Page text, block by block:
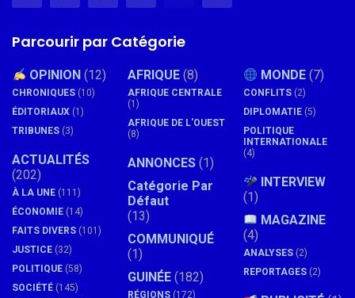
Parcourir par Catégorie
OPINION (12)
CHRONIQUES (10)
ÉDITORIAUX (1)
TRIBUNES (3)
ACTUALITÉS
(202)
À LA UNE (111)
ÉCONOMIE (14)
FAITS DIVERS (101)
JUSTICE (32)
POLITIQUE (58)
SOCIÉTÉ (145)
AFRIQUE (8)
AFRIQUE CENTRALE
(1)
AFRIQUE DE L'OUEST
(8)
ANNONCES (1)
Catégorie Par
Défaut
(13)
COMMUNIQUÉ
(1)
GUINÉE (182)
RÉGIONS (172)
MONDE (7)
CONFLITS (2)
DIPLOMATIE (5)
POLITIQUE
INTERNATIONALE
(4)
INTERVIEW
(1)
MAGAZINE
(4)
ANALYSES (2)
REPORTAGES (2)